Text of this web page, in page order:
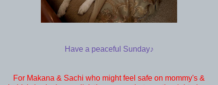
Have a peaceful Sunday♪
For Makana & Sachi who might feel safe on mommy's &